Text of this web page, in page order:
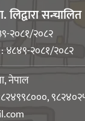
युवा उद्यमी मञ्च
पोखरेल
लिद्वारा सन्चालित
२०८१/२०८२
४८४९-२०८१/२०८२
नेपाल